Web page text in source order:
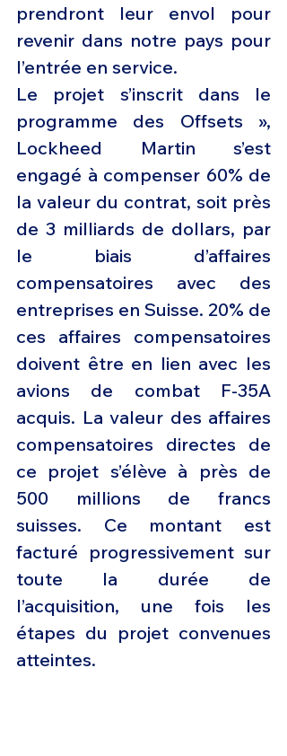
prendront leur envol pour
revenir dans notre pays pour
l’entrée en service.
Le projet s’inscrit dans le
programme des Offsets »,
Lockheed Martin s’est
engagé à compenser 60% de
la valeur du contrat, soit près
de 3 milliards de dollars, par
le biais d’affaires
compensatoires avec des
entreprises en Suisse. 20% de
ces affaires compensatoires
doivent être en lien avec les
avions de combat F-35A
acquis. La valeur des affaires
compensatoires directes de
ce projet s’élève à près de
500 millions de francs
suisses. Ce montant est
facturé progressivement sur
toute la durée de
l’acquisition, une fois les
étapes du projet convenues
atteintes.